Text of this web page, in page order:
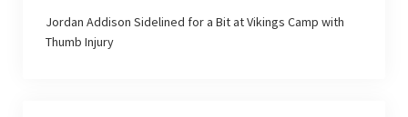
Jordan Addison Sidelined for a Bit at Vikings Camp with
Thumb Injury